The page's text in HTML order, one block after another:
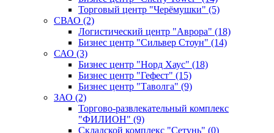
Торговый центр "Черёмушки" (5)
СВАО (2)
Логистический центр "Аврора" (18)
Бизнес центр "Сильвер Стоун" (14)
САО (3)
Бизнес центр "Норд Хаус" (18)
Бизнес центр "Гефест" (15)
Бизнес центр "Таволга" (9)
ЗАО (2)
Торгово-развлекательный комплекс
"ФИЛИОН" (9)
Складской комплекс "Сетунь" (0)